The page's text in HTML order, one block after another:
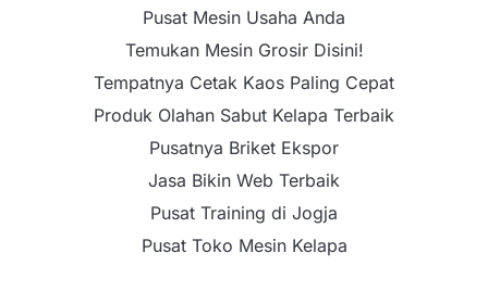
Pusat Mesin Usaha Anda
Temukan Mesin Grosir Disini!
Tempatnya Cetak Kaos Paling Cepat
Produk Olahan Sabut Kelapa Terbaik
Pusatnya Briket Ekspor
Jasa Bikin Web Terbaik
Pusat Training di Jogja
Pusat Toko Mesin Kelapa